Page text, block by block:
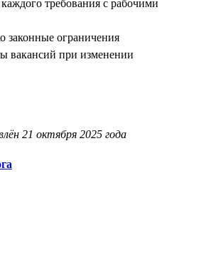
каждого требования с рабочими
законные ограничения
вакансий при изменении
21 октября 2025 года